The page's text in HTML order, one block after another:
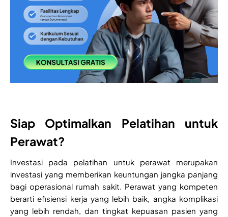
Siap Optimalkan Pelatihan untuk
Perawat?
Investasi pada pelatihan untuk perawat merupakan
investasi yang memberikan keuntungan jangka panjang
bagi operasional rumah sakit. Perawat yang kompeten
berarti efisiensi kerja yang lebih baik, angka komplikasi
yang lebih rendah, dan tingkat kepuasan pasien yang